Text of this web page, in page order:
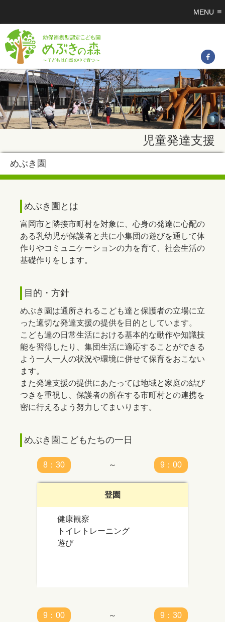
MENU
児童発達支援
めぶき園
めぶき園とは
富岡市と隣接市町村を対象に、心身の発達に心配の
ある乳幼児が保護者と共に小集団の遊びを通して体
作りやコミュニケーションの力を育て、社会生活の
基礎作りをします。
目的・方針
めぶき園は通所されるこども達と保護者の立場に立
った適切な発達支援の提供を目的としています。
こども達の日常生活における基本的な動作や知識技
能を習得したり、集団生活に適応することができる
よう一人一人の状況や環境に併せて保育をおこない
ます。
また発達支援の提供にあたっては地域と家庭の結び
つきを重視し、保護者の所在する市町村との連携を
密に行えるよう努力してまいります。
めぶき園こどもたちの一日
8：30 ～ 9：00
登園
健康観察
トイレトレーニング
遊び
9：00 ～ 9：30